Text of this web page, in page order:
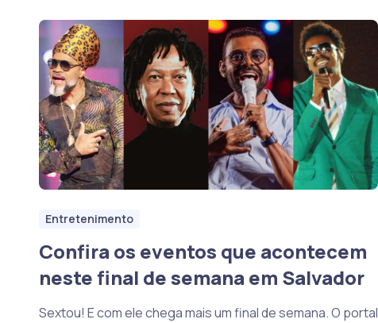
Entretenimento
Confira os eventos que acontecem
neste final de semana em Salvador
Sextou! E com ele chega mais um final de semana. O portal